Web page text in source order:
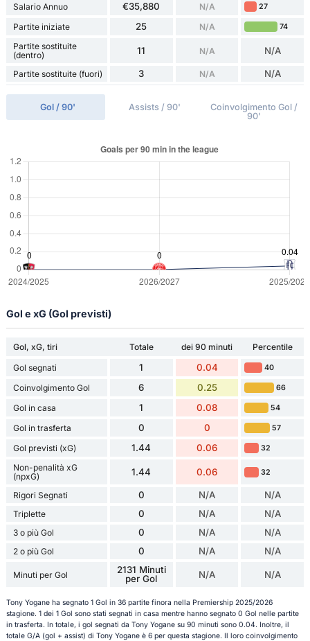
Salario Annuo €35,880 N/A 27
Partite iniziate 25 N/A 74
Partite sostituite
(dentro)
11 N/A N/A
Partite sostituite (fuori) 3 N/A N/A
Gol / 90' Assists / 90'
Coinvolgimento Gol /
90'
Gol e xG (Gol previsti)
Gol, xG, tiri Totale dei 90 minuti
Percentile
Gol segnati
1 0.04 40
Coinvolgimento Gol 6 0.25 66
Gol in casa 1 0.08 54
Gol in trasferta 0 0 57
Gol previsti (xG) 1.44 0.06 32
Non-penalità xG
(npxG)
1.44 0.06 32
Rigori Segnati 0 N/A N/A
Triplette 0 N/A N/A
3 o più Gol 0 N/A N/A
2 o più Gol 0 N/A N/A
Minuti per Gol
2131 Minuti
per Gol
N/A N/A
Tony Yogane ha segnato 1 Gol in 36 partite finora nella Premiership 2025/2026
stagione. 1 dei 1 Gol sono stati segnati in casa mentre hanno segnato 0 Gol nelle partite
in trasferta. In totale, i gol segnati da Tony Yogane su 90 minuti sono 0.04. Inoltre, il
totale G/A (gol + assist) di Tony Yogane è 6 per questa stagione. Il loro coinvolgimento